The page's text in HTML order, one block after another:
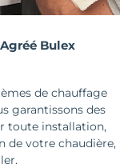
Bulex
de chauffage
garantissons des
toute installation,
de votre chaudière,